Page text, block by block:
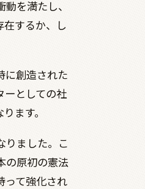
を満たし、
在するか、し
に創造された
ーとしての社
ます。
りました。こ
の原初の憲法
って強化され